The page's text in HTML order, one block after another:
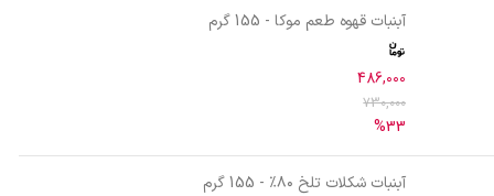
آبنبات قهوه طعم موکا - 155 گرم
486,000
730,000
%33
آبنبات شکلات تلخ ۸۰٪ - 155 گرم